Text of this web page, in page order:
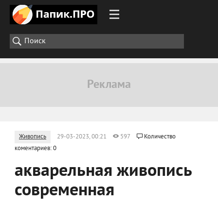
Живопись 29-03-2023, 00:21 597
Количество
коментариев: 0
акварельная живопись
современная